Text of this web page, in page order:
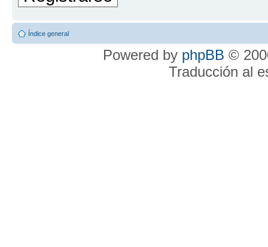
Índice general
Powered by phpBB ©
Traducción al